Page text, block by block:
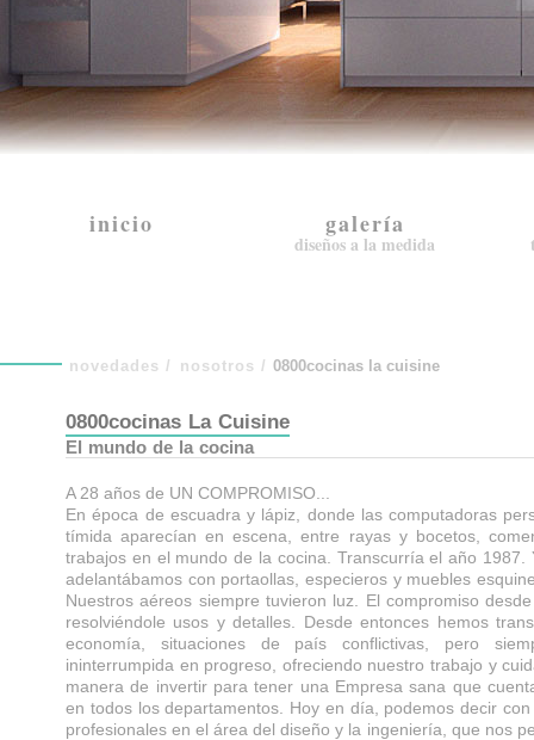
inicio galería
diseños a la medida
novedades / nosotros / 0800cocinas la cuisine
0800cocinas La Cuisine
El mundo de la cocina
A 28 años de UN COMPROMISO...
En época de escuadra y lápiz, donde las computadoras
tímida aparecían en escena, entre rayas y bocetos,
trabajos en el mundo de la cocina. Transcurría el año 1987.
adelantábamos con portaollas, especieros y muebles
Nuestros aéreos siempre tuvieron luz. El compromiso
resolviéndole usos y detalles. Desde entonces hemos
economía, situaciones de país conflictivas, pero
ininterrumpida en progreso, ofreciendo nuestro trabajo y
manera de invertir para tener una Empresa sana que
en todos los departamentos. Hoy en día, podemos decir
profesionales en el área del diseño y la ingeniería, que nos